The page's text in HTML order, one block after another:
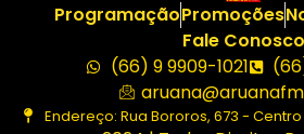
ProgramaçãoPromoções
Fale Conosco
(66) 9 9909-1021
Endereço: Rua Bororos, 673 -